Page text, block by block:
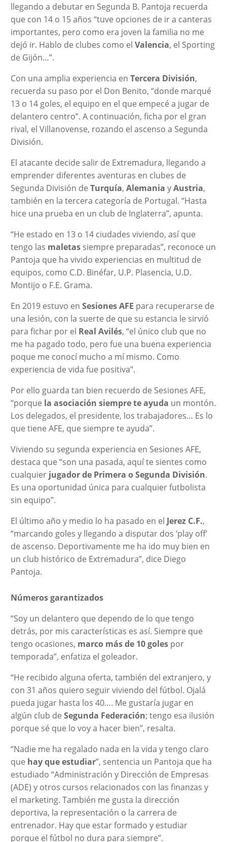
llegando a debutar en Segunda B. Pantoja recuerda
que con 14 o 15 años “tuve opciones de ir a canteras
importantes, pero como era joven la familia no me
dejó ir. Hablo de clubes como el Valencia, el Sporting
de Gijón…”.
Con una amplia experiencia en Tercera División,
recuerda su paso por el Don Benito, “donde marqué
13 o 14 goles, el equipo en el que empecé a jugar de
delantero centro”. A continuación, ficha por el gran
rival, el Villanovense, rozando el ascenso a Segunda
División.
El atacante decide salir de Extremadura, llegando a
emprender diferentes aventuras en clubes de
Segunda División de Turquía, Alemania yAustria,
también en la tercera categoría de Portugal. “Hasta
hice una prueba en un club de Inglaterra”, apunta.
“He estado en 13 o 14 ciudades viviendo, así que
tengo las maletas siempre preparadas”, reconoce un
Pantoja que ha vivido experiencias en multitud de
equipos, como C.D. Binéfar, U.P. Plasencia, U.D.
Montijo o F.E. Grama.
En 2019 estuvo en Sesiones AFE para recuperarse de
una lesión, con la suerte de que su estancia le sirvió
para fichar por el Real Avilés, “el único club que no
me ha pagado todo, pero fue una buena experiencia
poque me conocí mucho a mí mismo. Como
experiencia de vida fue positiva”.
Por ello guarda tan bien recuerdo de Sesiones AFE,
“porque la asociación siempre te ayuda un montón.
Los delegados, el presidente, los trabajadores… Es lo
que tiene AFE, que siempre te ayuda”.
Viviendo su segunda experiencia en Sesiones AFE,
destaca que “son una pasada, aquí te sientes como
cualquier jugador de Primera o Segunda División.
Es una oportunidad única para cualquier futbolista
sin equipo”.
El último año y medio lo ha pasado en el Jerez C.F.,
“marcando goles y llegando a disputar dos ‘play off’
de ascenso. Deportivamente me ha ido muy bien en
un club histórico de Extremadura”, dice Diego
Pantoja.
Números garantizados
“Soy un delantero que dependo de lo que tengo
detrás, por mis características es así. Siempre que
tengo ocasiones, marco más de 10 goles por
temporada”, enfatiza el goleador.
“He recibido alguna oferta, también del extranjero, y
con 31 años quiero seguir viviendo del fútbol. Ojalá
pueda jugar hasta los 40…. Me gustaría jugar en
algún club de Segunda Federación; tengo esa ilusión
porque sé que lo voy a hacer bien”, resalta.
“Nadie me ha regalado nada en la vida y tengo claro
que hay que estudiar”, sentencia un Pantoja que ha
estudiado “Administración y Dirección de Empresas
(ADE) y otros cursos relacionados con las finanzas y
el marketing. También me gusta la dirección
deportiva, la representación o la carrera de
entrenador. Hay que estar formado y estudiar
porque el fútbol no dura para siempre”.